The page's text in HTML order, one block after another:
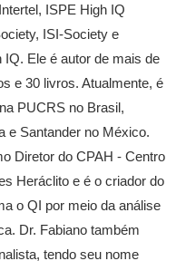
ISPE High IQ
ISI-Society e
Ele é autor de mais de
e 30 livros. Atualmente, é
PUCRS no Brasil,
e Santander no México.
Diretor do CPAH - Centro
Heráclito e é o criador do
o QI por meio da análise
Dr. Fabiano também
tendo seu nome